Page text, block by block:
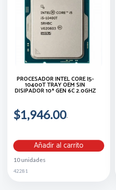
PROCESADOR INTEL CORE I5-
10400T TRAY OEM SIN
DISIPADOR 10ª GEN 6C 2.0GHZ
$1,946.00
Añadir al carrito
10 unidades
42281